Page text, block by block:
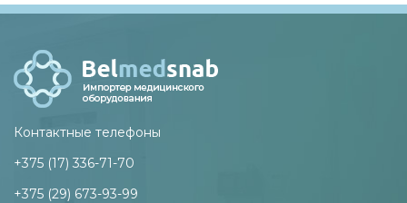
Контактные телефоны
+375 (17) 336-71-70
+375 (29) 673-93-99